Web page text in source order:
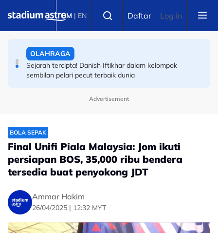
BM | EN Daftar Log in
Wakil tunggal Asia! Ini video larian 100m Danish Iftikhar
OLAHRAGA
Sejarah tercipta! Danish Iftikhar dalam kelompok
sembilan pelari pecut terbaik dunia
BERITA SUKAN AMAdvertisement
BOLA SEPAK
Final Unifi Piala Malaysia: Jom ikuti
persiapan BOS, 35,000 ribu bendera
tersedia buat penyokong JDT
Ammar Hakim
26/04/2025 | 12:32 MYT